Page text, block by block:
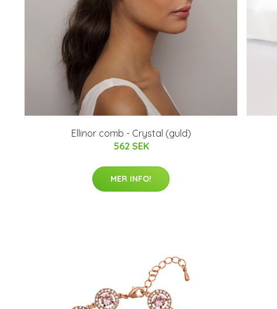
Ellinor comb - Crystal (guld)
562 SEK
MER INFO!